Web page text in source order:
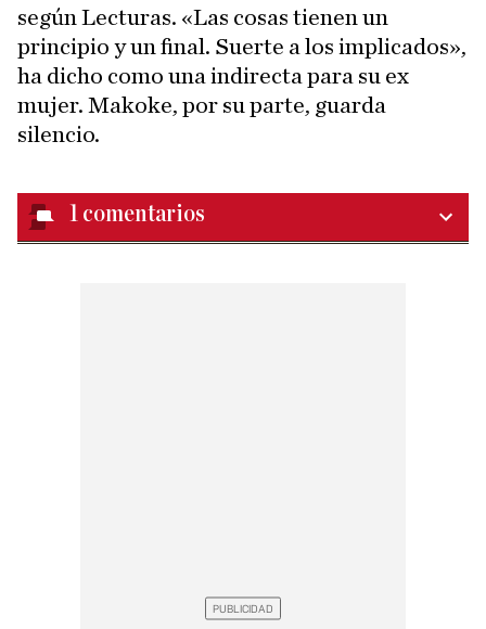
según Lecturas. «Las cosas tienen un
principio y un final. Suerte a los implicados»,
ha dicho como una indirecta para su ex
mujer. Makoke, por su parte, guarda
silencio.
1 comentarios